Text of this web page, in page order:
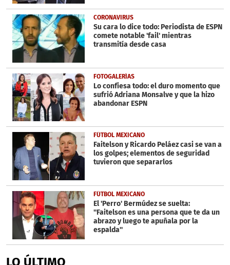
CORONAVIRUS
Su cara lo dice todo: Periodista de ESPN
comete notable 'fail' mientras
transmitía desde casa
FOTOGALERÍAS
Lo confiesa todo: el duro momento que
sufrió Adriana Monsalve y que la hizo
abandonar ESPN
FÚTBOL MEXICANO
Faitelson y Ricardo Peláez casi se van a
los golpes; elementos de seguridad
tuvieron que separarlos
FÚTBOL MEXICANO
El 'Perro' Bermúdez se suelta:
''Faitelson es una persona que te da un
abrazo y luego te apuñala por la
espalda''
LO ÚLTIMO